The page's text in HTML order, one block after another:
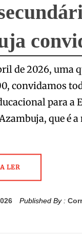
de 2026, uma
convidamos
para a
que é a
LER
Published By :